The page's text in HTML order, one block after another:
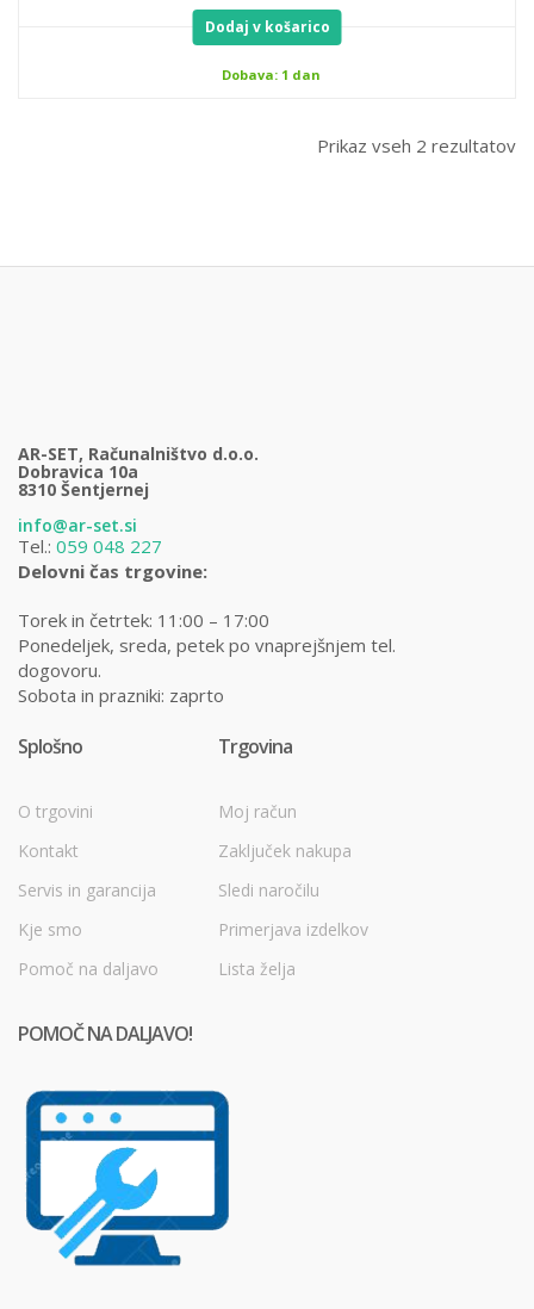
Dodaj v košarico
Dobava: 1 dan
Prikaz vseh 2 rezultatov
AR-SET, Računalništvo d.o.o.
Dobravica 10a
8310 Šentjernej
info@ar-set.si
Tel.: 059 048 227
Delovni čas trgovine:
Torek in četrtek: 11:00 – 17:00
Ponedeljek, sreda, petek po vnaprejšnjem tel.
dogovoru.
Sobota in prazniki: zaprto
Splošno
O trgovini
Kontakt
Servis in garancija
Kje smo
Pomoč na daljavo
Trgovina
Moj račun
Zaključek nakupa
Sledi naročilu
Primerjava izdelkov
Lista želja
POMOČ NA DALJAVO!